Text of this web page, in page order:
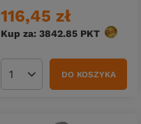
116,45 zł
Kup za: 3842.85 PKT
Ilość produktówDO KOSZYKA